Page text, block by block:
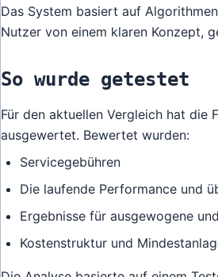
Das System basiert auf
Nutzer von einem klaren Konzept,
So wurde getestet
Für den aktuellen Vergleich hat die
ausgewertet. Bewertet wurden:
Servicegebühren
Die laufende Performance und
Ergebnisse für ausgewogene
Kostenstruktur und